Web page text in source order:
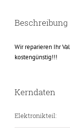
Beschreibung
Wir reparieren Ihr
kostengünstig!!!
Kerndaten
Elektronikteil: